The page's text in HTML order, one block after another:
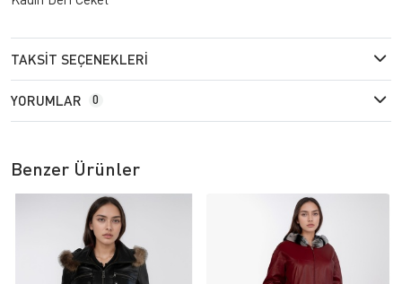
TAKSIT SEÇENEKLERI
YORUMLAR 0
Benzer Ürünler